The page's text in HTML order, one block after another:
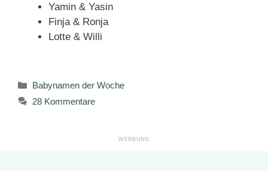
Yamin & Yasin
Finja & Ronja
Lotte & Willi
Kategorien
Babynamen der Woche
28 Kommentare